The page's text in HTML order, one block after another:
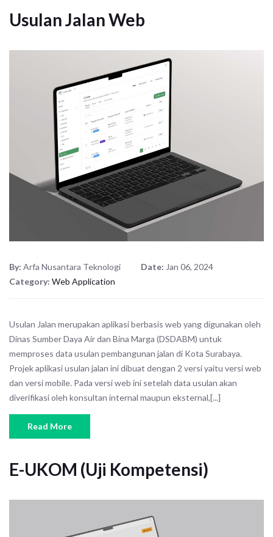
Usulan Jalan Web
By: Arfa Nusantara Teknologi Date: Jan 06, 2024
Category: Web Application
Usulan Jalan merupakan aplikasi berbasis web yang digunakan oleh
Dinas Sumber Daya Air dan Bina Marga (DSDABM) untuk
memproses data usulan pembangunan jalan di Kota Surabaya.
Projek aplikasi usulan jalan ini dibuat dengan 2 versi yaitu versi web
dan versi mobile. Pada versi web ini setelah data usulan akan
diverifikasi oleh konsultan internal maupun eksternal,[...]
Read More
E-UKOM (Uji Kompetensi)